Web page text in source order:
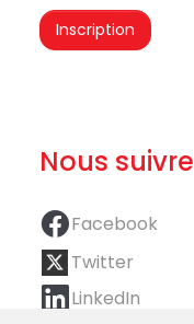
Nous suivre
Facebook
Twitter
LinkedIn